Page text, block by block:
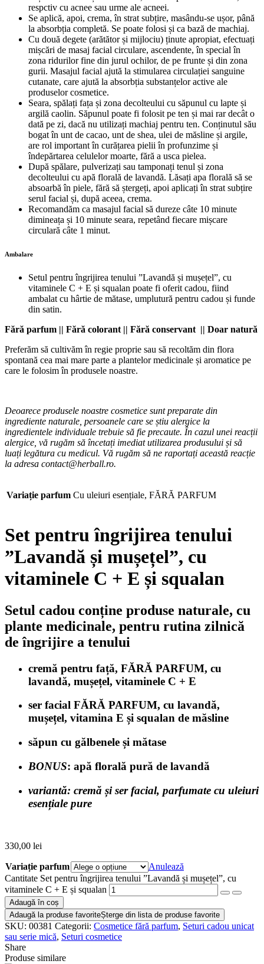
respctiv cu acnee sau urme ale acneei.
Se aplică, apoi, crema, în strat subțire, masându-se ușor, până
la absorbția completă. Se poate folosi și ca bază de machiaj.
Cu două degete (arătător și mijlociu) ținute apropiat, efectuați
mișcări de masaj facial circulare, ascendente, în special în
zona ridurilor fine din jurul ochilor, de pe frunte și din zona
gurii. Masajul facial ajută la stimularea circulației sanguine
cutanate, care ajută la absorbția substanțelor active ale
produselor cosmetice.
Seara, spălați fața și zona decolteului cu săpunul cu lapte și
argilă caolin. Săpunul poate fi folosit pe ten și mai rar decât o
dată pe zi, dacă nu utilizați machiaj pentru ten. Conținutul său
bogat în unt de cacao, unt de shea, ulei de măsline și argile,
are rol important în curățarea pielii în profunzime și
îndepărtarea celulelor moarte, fără a usca pielea.
După spălare, pulverizați sau tamponați tenul și zona
decolteului cu apă florală de lavandă. Lăsați apa florală să se
absoarbă în piele, fără să ștergeți, apoi aplicați în strat subțire
serul facial și, după aceea, crema.
Recomandăm ca masajul facial să dureze câte 10 minute
dimineața și 10 minute seara, repetând fiecare mișcare
circulară câte 1 minut.
Ambalare
Setul pentru îngrijirea tenului ”Lavandă și mușețel”, cu
vitaminele C + E și squalan poate fi oferit cadou, fiind
ambalat cu hârtie de mătase, umplutură pentru cadou și funde
din satin.
Fără parfum || Fără colorant || Fără conservant || Doar natură
Preferăm să cultivăm în regie proprie sau să recoltăm din flora
spontană cea mai mare parte a plantelor medicinale și aromatice pe
care le folosim în produsele noastre.
Deoarece produsele noastre cosmetice sunt preparate din
ingrediente naturale, persoanele care se știu alergice la
ingredientele individuale trebuie să fie precaute. În cazul unei reacții
alergice, vă rugăm să încetați imediat utilizarea produsului și să
luați legătura cu medicul. Vă rugăm să ne raportați această reacție
la adresa contact@herball.ro.
Variație parfum Cu uleiuri esențiale, FĂRĂ PARFUM
Set pentru îngrijirea tenului
”Lavandă și mușețel”, cu
vitaminele C + E și squalan
Setul cadou conține produse naturale, cu
plante medicinale, pentru rutina zilnică
de îngrijire a tenului
cremă pentru față, FĂRĂ PARFUM, cu
lavandă, mușețel, vitaminele C + E
ser facial FĂRĂ PARFUM, cu lavandă,
mușețel, vitamina E și squalan de măsline
săpun cu gălbenele și mătase
BONUS: apă florală pură de lavandă
variantă: cremă și ser facial, parfumate cu uleiuri
esențiale pure
330,00 lei
Variație parfum
Anulează
Cantitate Set pentru îngrijirea tenului ”Lavandă și mușețel”, cu
vitaminele C + E și squalan
Adaugă în coș
Adaugă la produse favoriteȘterge din lista de produse favorite
SKU: 00381 Categorii: Cosmetice fără parfum, Seturi cadou unicat
sau serie mică, Seturi cosmetice
Share
Produse similare